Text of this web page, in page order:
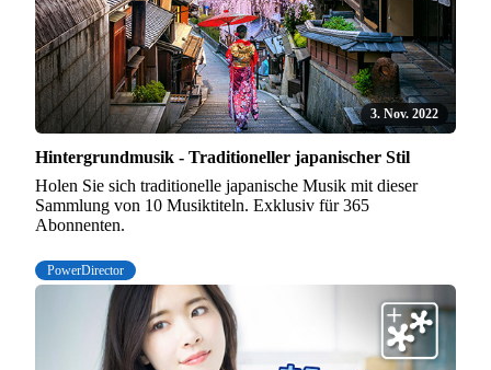
3. Nov. 2022
Hintergrundmusik - Traditioneller japanischer Stil
Holen Sie sich traditionelle japanische Musik mit dieser
Sammlung von 10 Musiktiteln. Exklusiv für 365
Abonnenten.
PowerDirector